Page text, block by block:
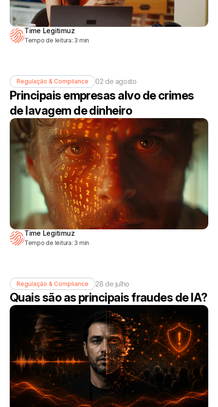
Time Legitimuz
Tempo de leitura: 3 min
Regulação & Compliance 02 de agosto
Principais empresas alvo de crimes
de lavagem de dinheiro
Time Legitimuz
Tempo de leitura: 3 min
Regulação & Compliance 28 de julho
Quais são as principais fraudes de IA?